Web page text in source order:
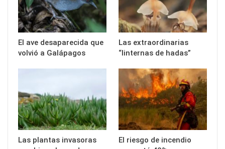
El ave desaparecida que
volvió a Galápagos
Las extraordinarias
“linternas de hadas”
Las plantas invasoras
El riesgo de incendio